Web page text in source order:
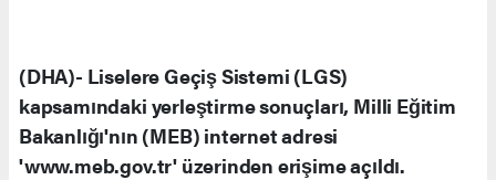
(DHA)- Liselere Geçiş Sistemi (LGS)
kapsamındaki yerleştirme sonuçları, Milli Eğitim
Bakanlığı'nın (MEB) internet adresi
'www.meb.gov.tr' üzerinden erişime açıldı.